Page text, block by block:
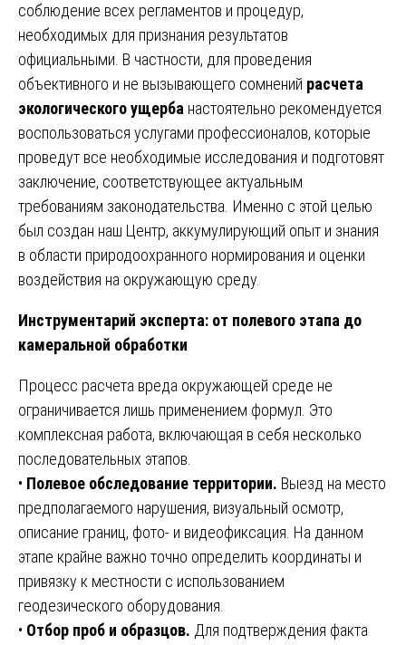
соблюдение всех регламентов и процедур,
необходимых для признания результатов
официальными. В частности, для проведения
объективного и не вызывающего сомнений расчета
экологического ущерба настоятельно рекомендуется
воспользоваться услугами профессионалов, которые
проведут все необходимые исследования и подготовят
заключение, соответствующее актуальным
требованиям законодательства. Именно с этой целью
был создан наш Центр, аккумулирующий опыт и знания
в области природоохранного нормирования и оценки
воздействия на окружающую среду.
Инструментарий эксперта: от полевого этапа до
камеральной обработки
Процесс расчета вреда окружающей среде не
ограничивается лишь применением формул. Это
комплексная работа, включающая в себя несколько
последовательных этапов.
• Полевое обследование территории. Выезд на место
предполагаемого нарушения, визуальный осмотр,
описание границ, фото- и видеофиксация. На данном
этапе крайне важно точно определить координаты и
привязку к местности с использованием
геодезического оборудования.
• Отбор проб и образцов. Для подтверждения факта